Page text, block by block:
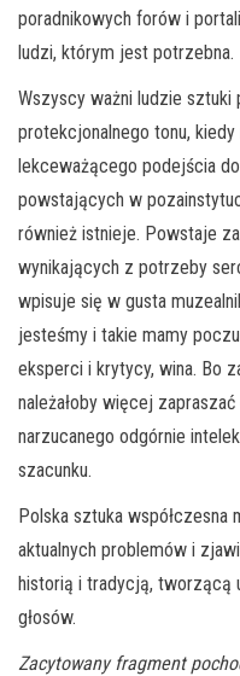
poradnikowych forów i
ludzi, którym jest potrzebna.
Wszyscy ważni ludzie
protekcjonalnego tonu,
lekceważącego podejścia
powstających w
również istnieje. Powstaje
wynikających z potrzeby
wpisuje się w gusta
jesteśmy i takie mamy
eksperci i krytycy, wina. Bo
należałoby więcej
narzucanego odgórnie
szacunku.
Polska sztuka
aktualnych problemów i
historią i tradycją, tworzącą
głosów.
Zacytowany fragment